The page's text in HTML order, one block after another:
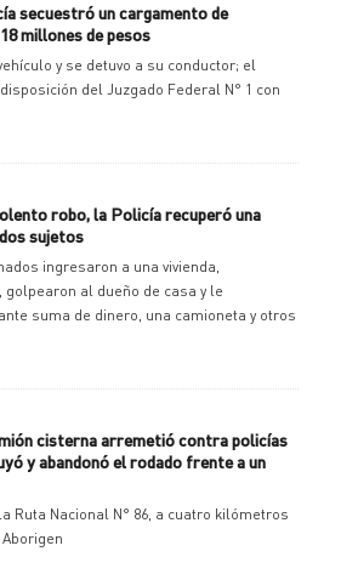
secuestró un cargamento de
millones de pesos
y se detuvo a su conductor; el
del Juzgado Federal N° 1 con
robo, la Policía recuperó una
sujetos
ingresaron a una vivienda,
al dueño de casa y le
suma de dinero, una camioneta y otros
cisterna arremetió contra policías
y abandonó el rodado frente a un
Ruta Nacional N° 86, a cuatro kilómetros